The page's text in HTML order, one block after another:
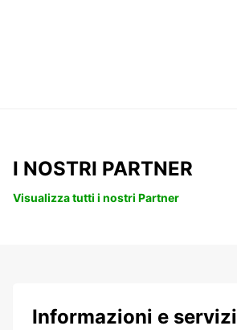
I NOSTRI PARTNER
Visualizza tutti i nostri Partner
Informazioni e servizi